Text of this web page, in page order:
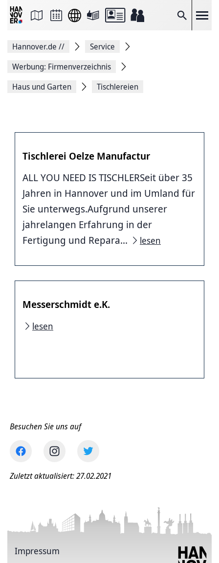
Suche
Seite
Facebook
teilen
Seitenlink
Hannover.de //
Service
Werbung: Firmenverzeichnis
Haus und Garten
Tischlereien
Tischlerei Oelze Manufactur
ALL YOU NEED IS TISCHLERSeit über 35
Jahren in Hannover und im Umland für
Sie unterwegs.Aufgrund unserer
jahrelangen Erfahrung in der
Fertigung und Repara...
lesen
Messerschmidt e.K.
lesen
Besuchen Sie uns auf
Zuletzt aktualisiert: 27.02.2021
Impressum